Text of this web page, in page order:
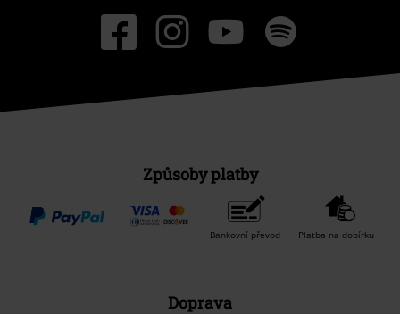
Způsoby platby
Bankovní převod Platba na dobírku
Doprava